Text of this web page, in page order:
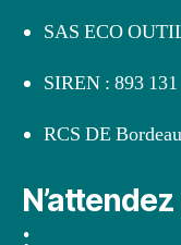
SAS ECO
SIREN : 893
RCS DE